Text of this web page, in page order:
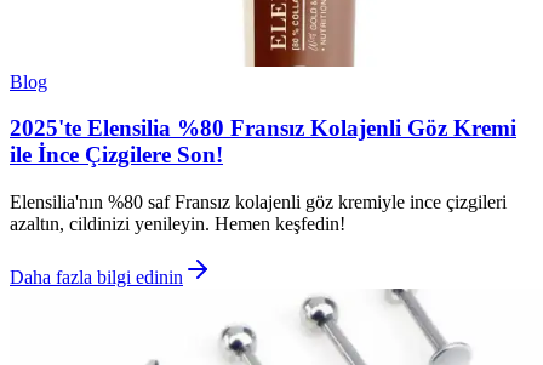
Blog
2025'te Elensilia %80 Fransız Kolajenli Göz Kremi
ile İnce Çizgilere Son!
Elensilia'nın %80 saf Fransız kolajenli göz kremiyle ince çizgileri
azaltın, cildinizi yenileyin. Hemen keşfedin!
Daha fazla bilgi edinin